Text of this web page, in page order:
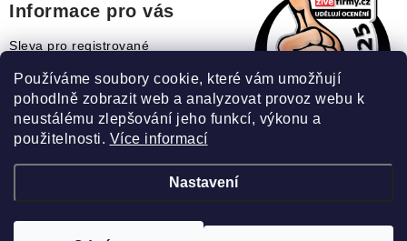
Používáme soubory cookie, které vám umožňují
pohodlně zobrazit web a analyzovat provoz webu k
neustálému zlepšování jeho funkcí, výkonu a
použitelnosti. Více informací
Nastavení
Informace pro vás
Sleva pro registrované
Jak uplatnit slevový kupón?
Jak nakupovat?
Slovník pojmů
Recenze našeho eshopu: